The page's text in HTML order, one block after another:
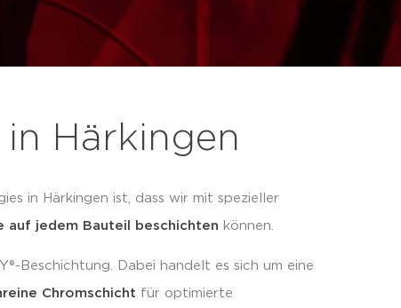
Härkingen
in Härkingen ist, dass wir mit spezieller
auf jedem Bauteil beschichten können.
Beschichtung. Dabei handelt es sich um eine
Chromschicht für optimierte